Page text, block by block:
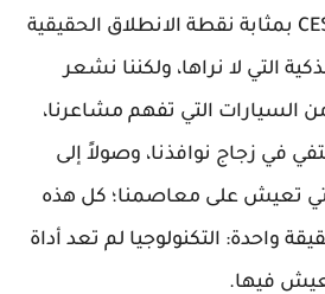
بمثابة نقطة الانطلاق الحقيقية
التي لا نراها، ولكننا نشعر
السيارات التي تفهم مشاعرنا،
في زجاج نوافذنا، وصولاً إلى
تعيش على معاصمنا؛ كل هذه
واحدة: التكنولوجيا لم تعد أداة
فيها.